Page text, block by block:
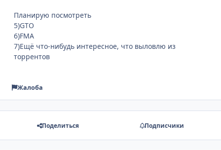
Планирую посмотреть
5)GTO
6)FMA
7)Ещё что-нибудь интересное, что выловлю из
торрентов
Жалоба
Поделиться Подписчики